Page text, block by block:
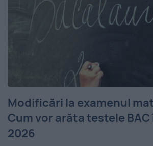
Modificări la examenul
Cum vor arăta testele
2026